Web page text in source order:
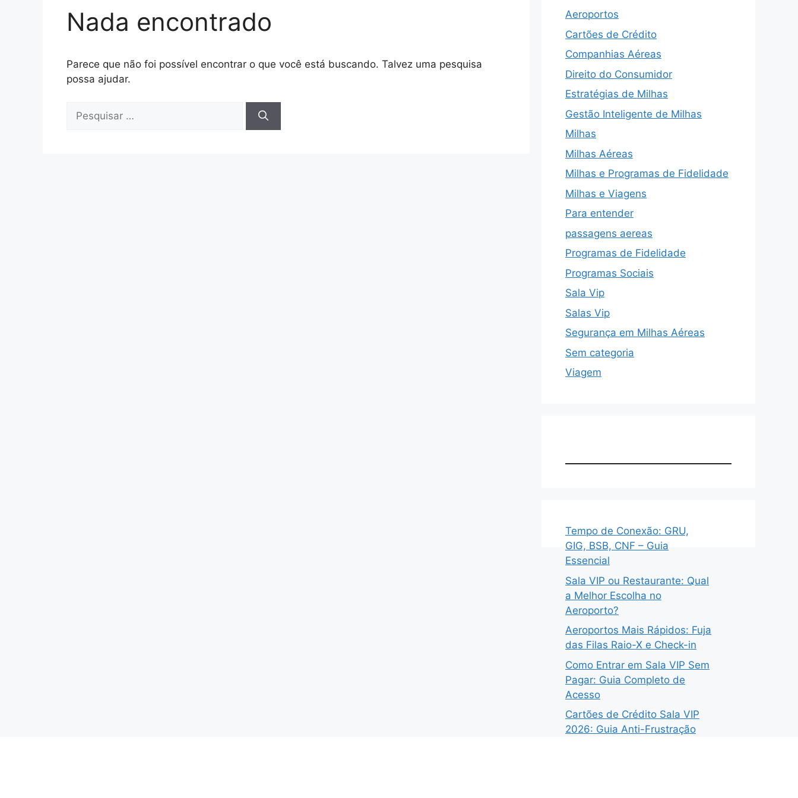
Nada encontrado
Parece que não foi possível encontrar o que você está buscando. Talvez uma pesquisa
possa ajudar.
por:
Aeroportos
Cartões de Crédito
Companhias Aéreas
Direito do Consumidor
Estratégias de Milhas
Gestão Inteligente de Milhas
Milhas
Milhas Aéreas
Milhas e Programas de Fidelidade
Milhas e Viagens
Para entender
passagens aereas
Programas de Fidelidade
Programas Sociais
Sala Vip
Salas Vip
Segurança em Milhas Aéreas
Sem categoria
Viagem
Tempo de Conexão: GRU,
GIG, BSB, CNF – Guia
Essencial
Sala VIP ou Restaurante: Qual
a Melhor Escolha no
Aeroporto?
Aeroportos Mais Rápidos: Fuja
das Filas Raio-X e Check-in
Como Entrar em Sala VIP Sem
Pagar: Guia Completo de
Acesso
Cartões de Crédito Sala VIP
2026: Guia Anti-Frustração